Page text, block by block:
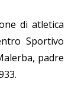
di atletica
Sportivo
padre